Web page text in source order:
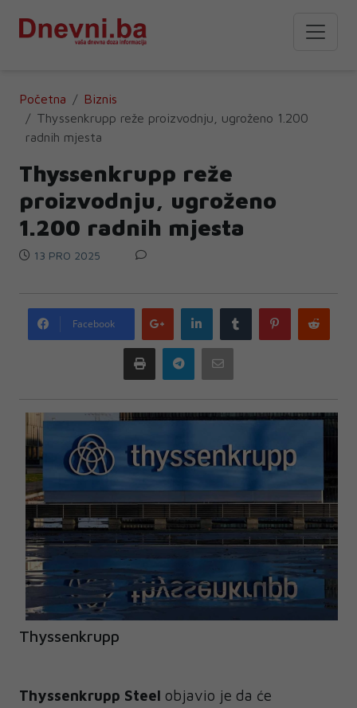
Početna
Biznis
Thyssenkrupp reže proizvodnju, ugroženo 1.200
radnih mjesta
Thyssenkrupp reže
proizvodnju, ugroženo
1.200 radnih mjesta
13 PRO 2025
Facebook
Google
plus
LinkedIn Tumblr Pinterest
Print Telegram
Thyssenkrupp
Thyssenkrupp Steel objavio je da će